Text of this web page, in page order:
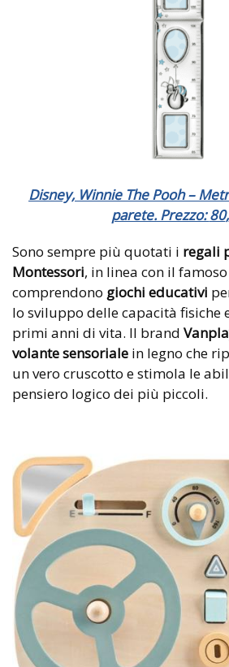
Disney, Winnie The Pooh –
parete. Prezzo:80,
Sono sempre più quotati i regali
Montessori, in linea con il famoso
comprendono giochi educativi
lo sviluppo delle capacità fisiche
primi anni di vita. Il brand
volante sensoriale in legno che
un vero cruscotto e stimola le
pensiero logico dei più piccoli.